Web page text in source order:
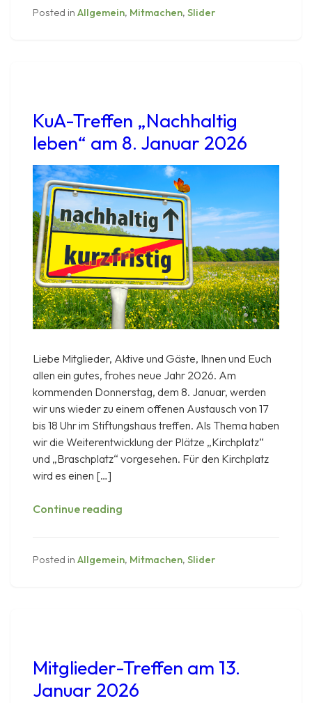
3.
Posted in Allgemein, Mitmachen, Slider
KuA-Treffen „Nachhaltig
leben“ am 8. Januar 2026
Liebe Mitglieder, Aktive und Gäste, Ihnen und Euch
allen ein gutes, frohes neue Jahr 2026. Am
kommenden Donnerstag, dem 8. Januar, werden
wir uns wieder zu einem offenen Austausch von 17
bis 18 Uhr im Stiftungshaus treffen. Als Thema haben
wir die Weiterentwicklung der Plätze „Kirchplatz“
und „Braschplatz“ vorgesehen. Für den Kirchplatz
wird es einen […]
Continue reading
leben“
Posted in Allgemein, Mitmachen, Slider
Mitglieder-Treffen am 13.
Januar 2026